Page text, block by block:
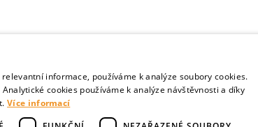
informace, používáme k analýze soubory cookies.
cookies používáme k analýze návštěvnosti a díky
Více informací